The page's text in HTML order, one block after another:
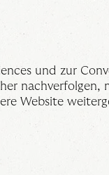
und zur
nachverfolgen,
Website